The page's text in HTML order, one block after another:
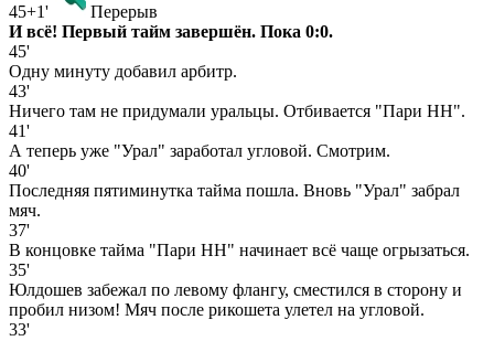
45+1'
Перерыв
И всё! Первый тайм завершён. Пока 0:0.
45'
Одну минуту добавил арбитр.
43'
Ничего там не придумали уральцы. Отбивается "Пари НН".
41'
А теперь уже "Урал" заработал угловой. Смотрим.
40'
Последняя пятиминутка тайма пошла. Вновь "Урал" забрал
мяч.
37'
В концовке тайма "Пари НН" начинает всё чаще огрызаться.
35'
Юлдошев забежал по левому флангу, сместился в сторону и
пробил низом! Мяч после рикошета улетел на угловой.
33'